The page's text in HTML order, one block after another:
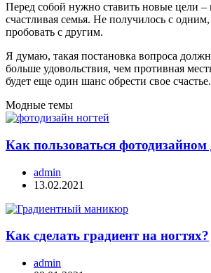
Перед собой нужно ставить новые цели –
счастливая семья. Не получилось с
пробовать с другим.
Я думаю, такая постановка вопроса
больше удовольствия, чем противная
будет еще один шанс обрести свое счастье.
Модные темы
Как пользоваться фотодизайном
admin
13.02.2021
Как сделать градиент на ногтях?
admin